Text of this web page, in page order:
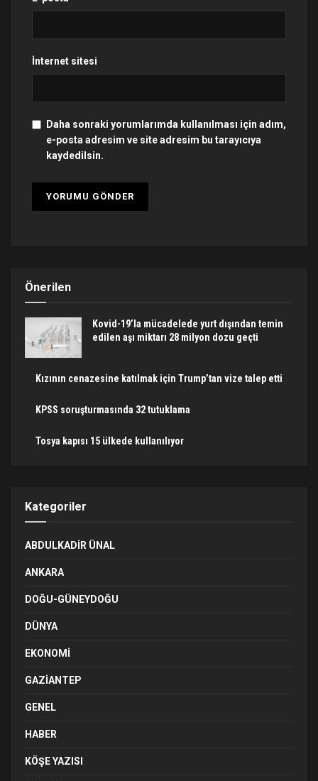
İnternet sitesi
Daha sonraki yorumlarımda kullanılması için adım,
e-posta adresim ve site adresim bu tarayıcıya
kaydedilsin.
Önerilen
Kovid-19’la mücadelede yurt dışından temin
edilen aşı miktarı 28 milyon dozu geçti
Kızının cenazesine katılmak için Trump’tan vize talep etti
KPSS soruşturmasında 32 tutuklama
Tosya kapısı 15 ülkede kullanılıyor
Kategoriler
ABDULKADIR ÜNAL
ANKARA
DOĞU-GÜNEYDOĞU
DÜNYA
EKONOMI
GAZIANTEP
GENEL
HABER
KÖŞE YAZISI